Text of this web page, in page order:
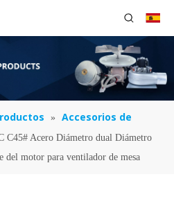
»
Accesorios de
C45# Acero Diámetro dual Diámetro
motor para ventilador de mesa